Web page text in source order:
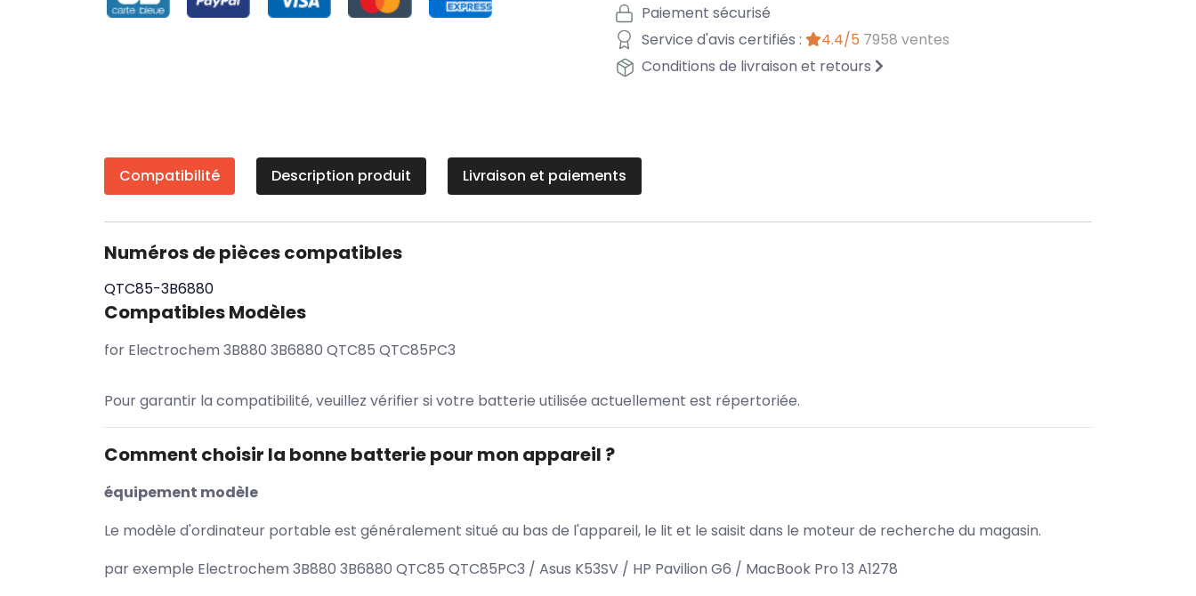
Paiement sécurisé
Service d'avis certifiés :
4.4/5 7958 ventes
Conditions de livraison et retours
Compatibilité Description produit Livraison et paiements
Numéros de pièces compatibles
QTC85-3B6880
Compatibles Modèles
for Electrochem 3B880 3B6880 QTC85 QTC85PC3
Pour garantir la compatibilité, veuillez vérifier si votre batterie utilisée actuellement est répertoriée.
Comment choisir la bonne batterie pour mon appareil ?
équipement modèle
Le modèle d'ordinateur portable est généralement situé au bas de l'appareil, le lit et le saisit dans le moteur de recherche du magasin.
par exemple Electrochem 3B880 3B6880 QTC85 QTC85PC3 / Asus K53SV / HP Pavilion G6 / MacBook Pro 13 A1278